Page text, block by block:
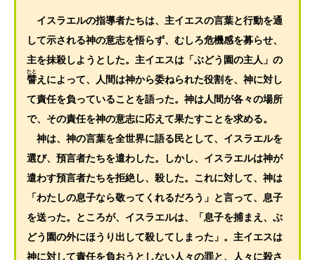
イスラエルの指導者たちは、主イエスの言葉と行動を通
して示される神の意志を悟らず、むしろ危機感を募らせ、
主を抹殺しようとした。主イエスは「ぶどう園の主人」の
譬
たと
えによって、人間は神から委ねられた役割を、神に対し
て責任を負っていることを語った。神は人間が各々の場所
で、その責任を神の意志に応えて果たすことを求める。
神は、神の言葉を全世界に語る民として、イスラエルを
選び、預言者たちを遣わした。しかし、イスラエルは神が
遣わす預言者たちを拒絶し、殺した。これに対して、神は
「わたしの息子なら敬ってくれるだろう」と言って、息子
を送った。ところが、イスラエルは、「息子を捕まえ、ぶ
どう園の外にほうり出して殺してしまった」。主イエスは
神に対して責任を負おうとしない人々の罪と、人々に殺さ